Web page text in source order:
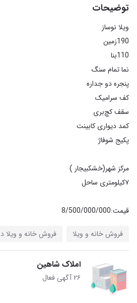
توضیحات
قیمت:8/500/000/000
فروش خانه و ویلا فروش خانه و ویلا
املاک شاهین
۲۶ آگهی فعال